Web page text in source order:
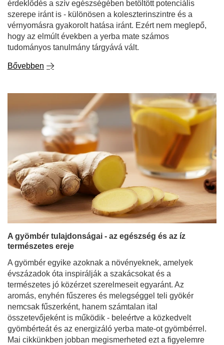
érdeklődés a szív egészségében betöltött potenciális
szerepe iránt is - különösen a koleszterinszintre és a
vérnyomásra gyakorolt hatása iránt. Ezért nem meglepő,
hogy az elmúlt években a yerba mate számos
tudományos tanulmány tárgyává vált.
Bővebben
A gyömbér tulajdonságai - az egészség és az íz
természetes ereje
A gyömbér egyike azoknak a növényeknek, amelyek
évszázadok óta inspirálják a szakácsokat és a
természetes jó közérzet szerelmeseit egyaránt. Az
aromás, enyhén fűszeres és melegséggel teli gyökér
nemcsak fűszerként, hanem számtalan ital
összetevőjeként is működik - beleértve a közkedvelt
gyömbérteát és az energizáló yerba mate-ot gyömbérrel.
Mai cikkünkben jobban megismerheted ezt a figyelemre